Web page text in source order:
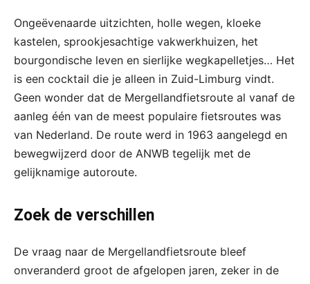
Ongeëvenaarde uitzichten, holle wegen, kloeke
kastelen, sprookjesachtige vakwerkhuizen, het
bourgondische leven en sierlijke wegkapelletjes… Het
is een cocktail die je alleen in Zuid-Limburg vindt.
Geen wonder dat de Mergellandfietsroute al vanaf de
aanleg één van de meest populaire fietsroutes was
van Nederland. De route werd in 1963 aangelegd en
bewegwijzerd door de ANWB tegelijk met de
gelijknamige autoroute.
Zoek de verschillen
De vraag naar de Mergellandfietsroute bleef
onveranderd groot de afgelopen jaren, zeker in de